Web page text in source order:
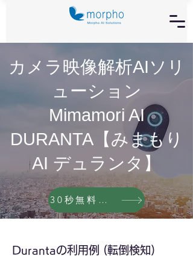
カメラ映像解析AIソリ
ューション
​Mimamori AI
DURANTA【みまもり
AI デュランタ】
30秒無料お問い合わせ
Durantaの利用例 (転倒検知)